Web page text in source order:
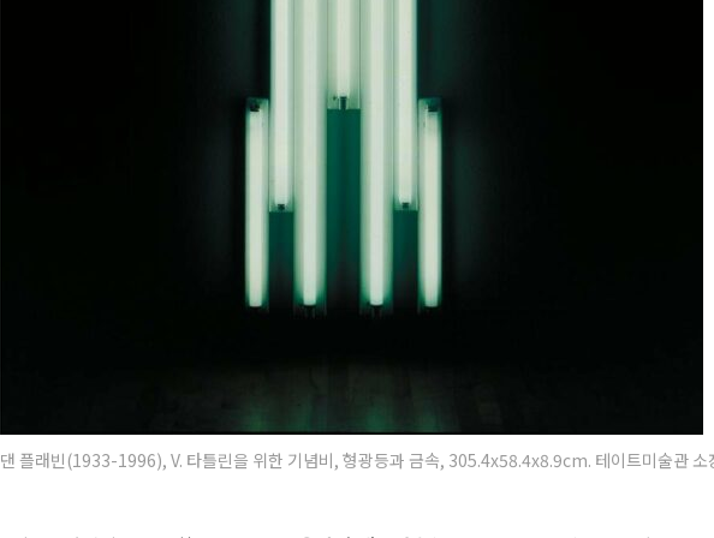
댄 플래빈(1933-1996), V. 타틀린을 위한 기념비, 형광등과 금속, 305.4x58.4x8.9cm. 테이트미술관